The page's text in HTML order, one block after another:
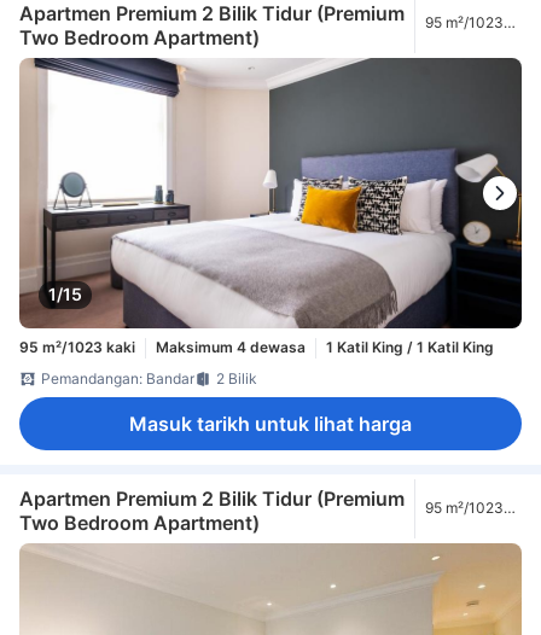
Apartmen Premium 2 Bilik Tidur (Premium
Two Bedroom Apartment)
95 m²/1023
1/15
95 m²/1023 kaki Maksimum 4 dewasa
1 Katil King / 1 Katil King
Pemandangan: Bandar
2 Bilik
Masuk tarikh untuk lihat harga
Apartmen Premium 2 Bilik Tidur (Premium
Two Bedroom Apartment)
95 m²/1023